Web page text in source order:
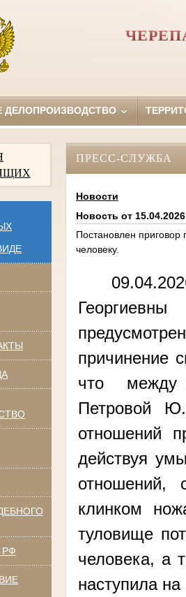
ДЕЛОПРОИЗВОДСТВО
РФ
ПРЕСС-СЛУЖБА
Новости
Новость от 15.04.2026
Постановлен
человеку.
причинение
что
между
Петровой
отношений
действуя
отношений,
клинком
туловище
человека, а
наступила